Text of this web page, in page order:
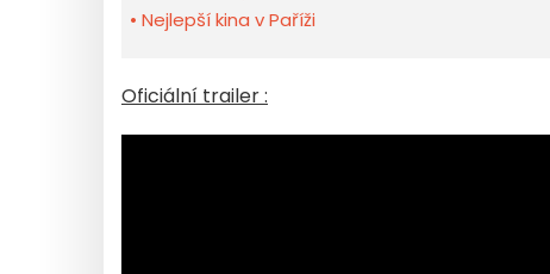
Nejlepší kina v Paříži
Oficiální trailer :